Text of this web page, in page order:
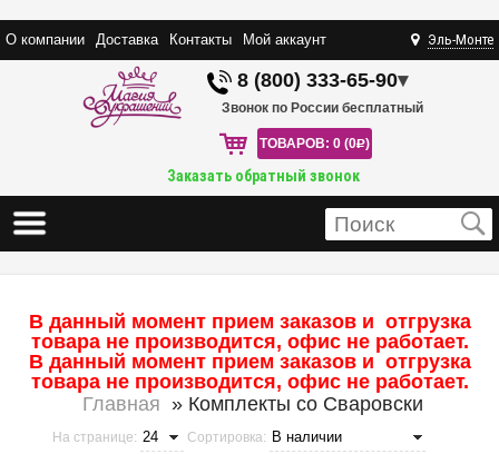
О компании Доставка Контакты Мой аккаунт Эль-Монте
8 (800) 333-65-90▾
Звонок по России бесплатный
ТОВАРОВ: 0 (0R)
Заказать обратный звонок
В данный момент прием заказов и отгрузка
товара не производится, офис не работает.
В данный момент прием заказов и отгрузка
товара не производится, офис не работает.
Главная » Комплекты со Сваровски
На странице: Сортировка: